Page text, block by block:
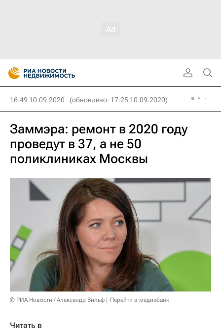
16:49 10.09.2020 (обновлено: 17:25 10.09.2020)
Заммэра: ремонт в 2020 году
проведут в 37, а не 50
поликлиниках Москвы
© РИА Новости / Александр Вильф Перейти в медиабанк
Читать в